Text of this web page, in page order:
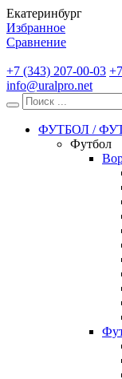
Екатеринбург
Избранное
Сравнение
+7 (343) 207-00-03
info@uralpro.net
ФУТБОЛ /
Футбол